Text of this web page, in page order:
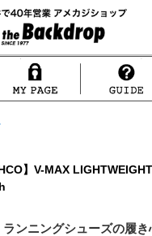
】V-MAX
ンニングシューズの履